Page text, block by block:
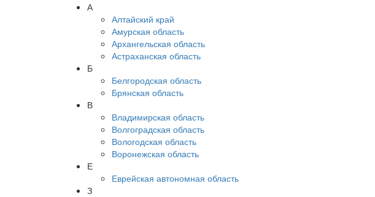
А
Алтайский край
Амурская область
Архангельская область
Астраханская область
Б
Белгородская область
Брянская область
В
Владимирская область
Волгоградская область
Вологодская область
Воронежская область
Е
Еврейская автономная область
З